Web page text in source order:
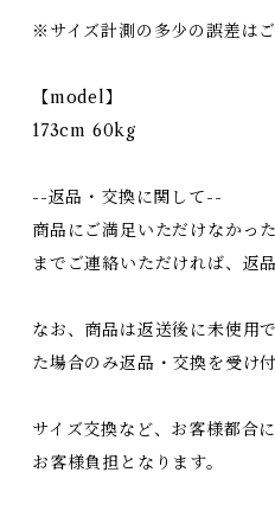
※サイズ計測の多少の誤差はご
【model】
173cm 60kg
--返品・交換に関して--
商品にご満足いただけなかっ
までご連絡いただければ、返
なお、商品は返送後に未使用
た場合のみ返品・交換を受け付
サイズ交換など、お客様都合
お客様負担となります。